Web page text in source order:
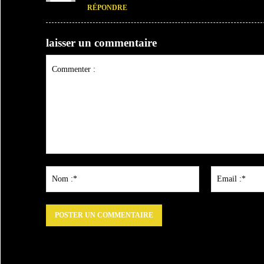
RÉPONDRE
laisser un commentaire